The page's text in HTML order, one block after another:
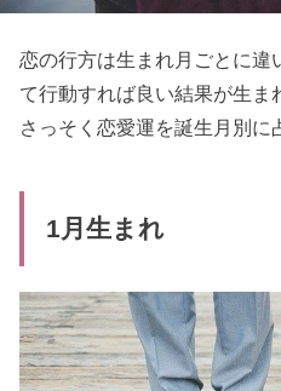
恋の行方は生まれ月ごとに違
て行動すれば良い結果が生ま
さっそく恋愛運を誕生月別に
1月生まれ